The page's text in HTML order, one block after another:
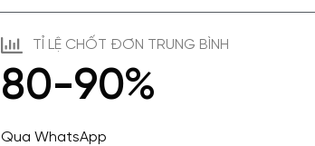
TỈ LỆ CHỐT ĐƠN TRUNG BÌNH
80-90%
Qua WhatsApp